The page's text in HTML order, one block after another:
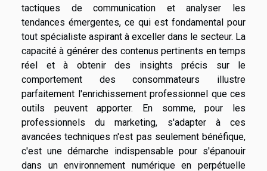
tactiques de communication et analyser les
tendances émergentes, ce qui est fondamental pour
tout spécialiste aspirant à exceller dans le secteur. La
capacité à générer des contenus pertinents en temps
réel et à obtenir des insights précis sur le
comportement des consommateurs illustre
parfaitement l'enrichissement professionnel que ces
outils peuvent apporter. En somme, pour les
professionnels du marketing, s'adapter à ces
avancées techniques n'est pas seulement bénéfique,
c'est une démarche indispensable pour s'épanouir
dans un environnement numérique en perpétuelle